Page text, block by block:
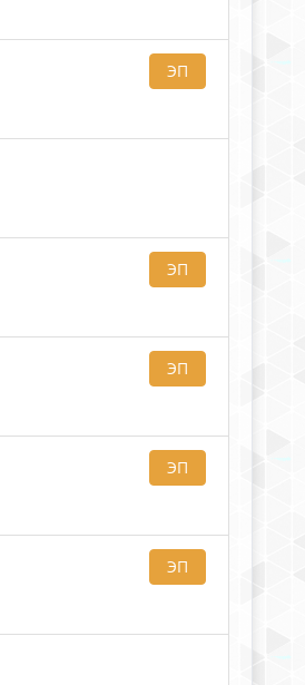
ЭП
ЭП
ЭП
ЭП
ЭП